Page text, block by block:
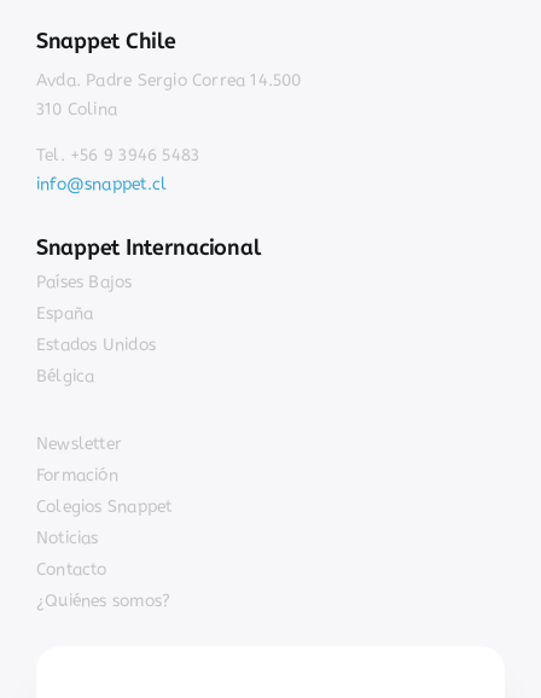
Snappet Chile
Avda. Padre Sergio Correa 14.500
310 Colina
Tel. +56 9 3946 5483
info@snappet.cl
Snappet Internacional
Países Bajos
España
Estados Unidos
Bélgica
Newsletter
Formación
Colegios Snappet
Noticias
Contacto
¿Quiénes somos?